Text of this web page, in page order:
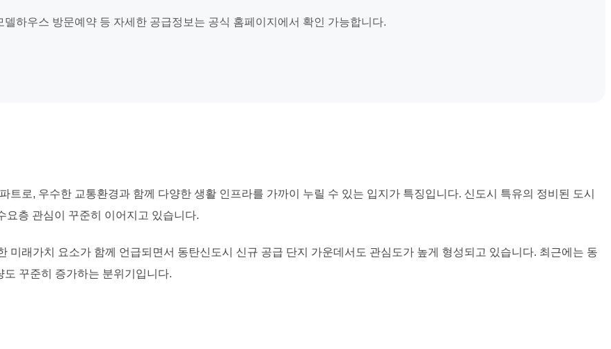
하우스 방문예약 등 자세한 공급정보는 공식 홈페이지에서 확인 가능합니다.
로, 우수한 교통환경과 함께 다양한 생활 인프라를 가까이 누릴 수 있는 입지가 특징입니다. 신도시 특유의 정비된 도시
요층 관심이 꾸준히 이어지고 있습니다.
미래가치 요소가 함께 언급되면서 동탄신도시 신규 공급 단지 가운데서도 관심도가 높게 형성되고 있습니다. 최근에는 동
꾸준히 증가하는 분위기입니다.